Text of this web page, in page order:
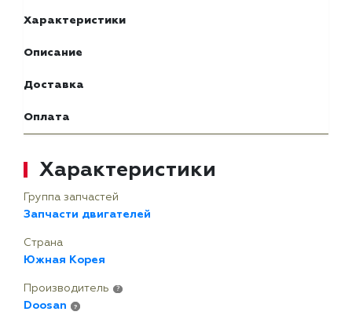
Характеристики
Описание
Доставка
Оплата
Характеристики
Группа запчастей
Запчасти двигателей
Страна
Южная Корея
Производитель ?
Doosan ?